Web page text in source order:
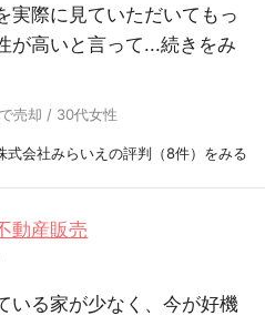
実際に見ていただいてもっ
が高いと言って...続きをみ
売却 / 30代女性
式会社みらいえの評判（8件）をみる
動産販売
いる家が少なく、今が好機